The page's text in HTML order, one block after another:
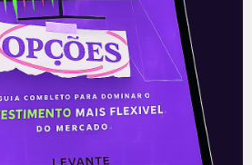
tem sido uma fonte de
crescente, apesar da forte
do governo,
retomada da atividade